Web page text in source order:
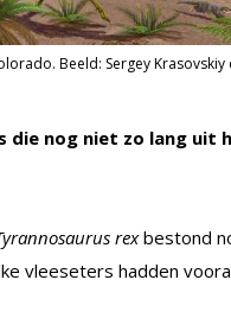
Beeld: Sergey Krasovskiy
die nog niet zo lang uit
rexbestond
vleeseters hadden